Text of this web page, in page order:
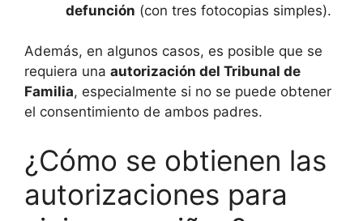
defunción (con tres fotocopias simples).
Además, en algunos casos, es posible que se
requiera una autorización del Tribunal de
Familia, especialmente si no se puede obtener
el consentimiento de ambos padres.
¿Cómo se obtienen las
autorizaciones para